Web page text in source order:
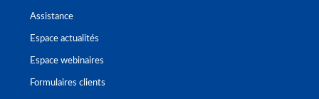
Assistance
Espace actualités
Espace webinaires
Formulaires clients